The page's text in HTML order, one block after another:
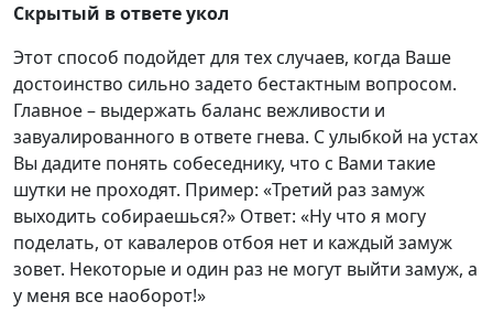
Скрытый в ответе укол
Этот способ подойдет для тех случаев, когда Ваше
достоинство сильно задето бестактным вопросом.
Главное – выдержать баланс вежливости и
завуалированного в ответе гнева. С улыбкой на устах
Вы дадите понять собеседнику, что с Вами такие
шутки не проходят. Пример: «Третий раз замуж
выходить собираешься?» Ответ: «Ну что я могу
поделать, от кавалеров отбоя нет и каждый замуж
зовет. Некоторые и один раз не могут выйти замуж, а
у меня все наоборот!»